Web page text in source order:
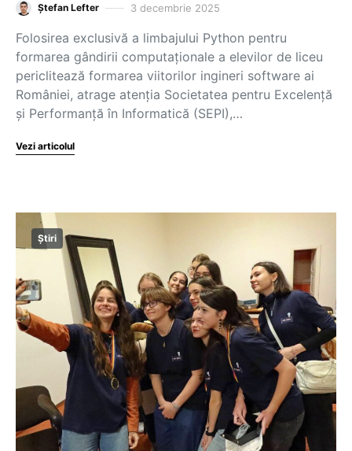
Ștefan Lefter 3 decembrie 2025
Folosirea exclusivă a limbajului Python pentru
formarea gândirii computaționale a elevilor de liceu
periclitează formarea viitorilor ingineri software ai
României, atrage atenția Societatea pentru Excelență
și Performanță în Informatică (SEPI),…
Vezi articolul
Știri